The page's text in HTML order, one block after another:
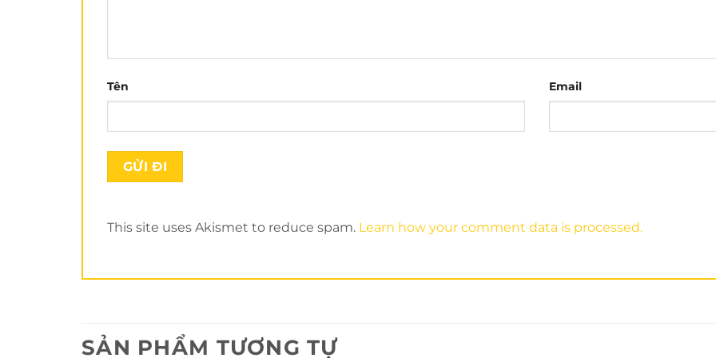
Tên Email
This site uses Akismet to reduce spam. Learn how your comment data is processed.
SẢN PHẨM TƯƠNG TỰ